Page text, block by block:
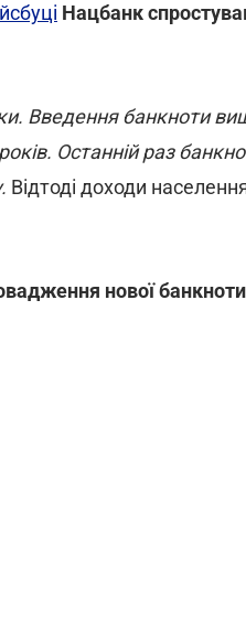
Нацбанк
Введення банкноти
Останній раз
Відтоді доходи
нової банкноти